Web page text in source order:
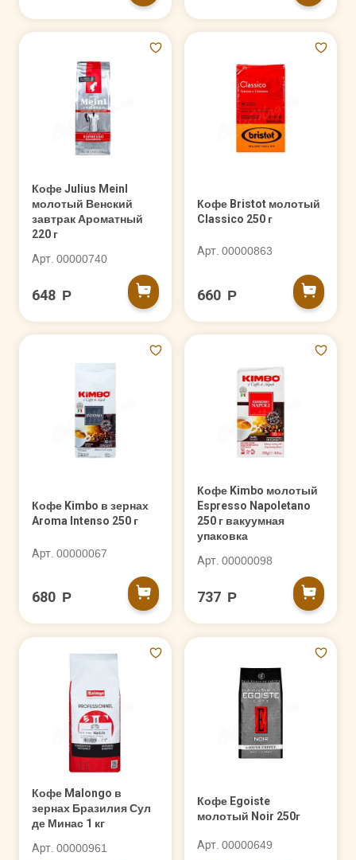
Кофе Julius Meinl
молотый Венский
завтрак Ароматный
220 г
Арт. 00000740
648 Р
Кофе Bristot молотый
Classico 250 г
Арт. 00000863
660 Р
Кофе Kimbo в зернах
Aroma Intenso 250 г
Арт. 00000067
680 Р
Кофе Kimbo молотый
Espresso Napoletano
250 г вакуумная
упаковка
Арт. 00000098
737 Р
Кофе Malongo в
зернах Бразилия Сул
де Минас 1 кг
Арт. 00000961
Кофе Egoiste
молотый Noir 250г
Арт. 00000649